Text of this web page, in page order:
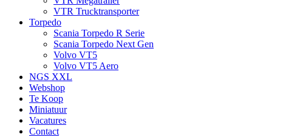
VTR Trucktransporter
Torpedo
Scania Torpedo R Serie
Scania Torpedo Next Gen
Volvo VT5
Volvo VT5 Aero
NGS XXL
Webshop
Te Koop
Miniatuur
Vacatures
Contact